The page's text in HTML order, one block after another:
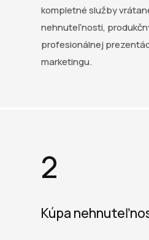
kompletné služby
nehnuteľnosti,
profesionálnej
marketingu.
2
Kúpa